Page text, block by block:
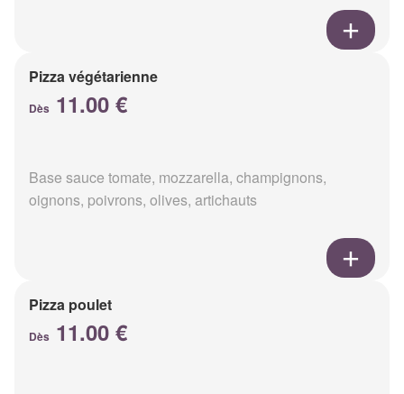
Pizza végétarienne
Dès 11.00 €
Base sauce tomate, mozzarella, champignons,
oignons, poivrons, olives, artichauts
Pizza poulet
Dès 11.00 €